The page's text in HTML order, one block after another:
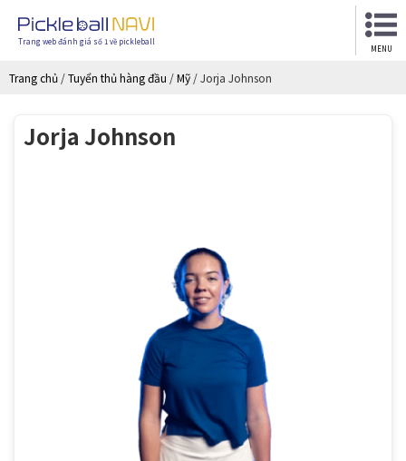
Trang web đánh giá số 1 về pickleball
MENU
Trang chủ /Tuyển thủ hàng đầu /Mỹ /Jorja Johnson
Jorja Johnson